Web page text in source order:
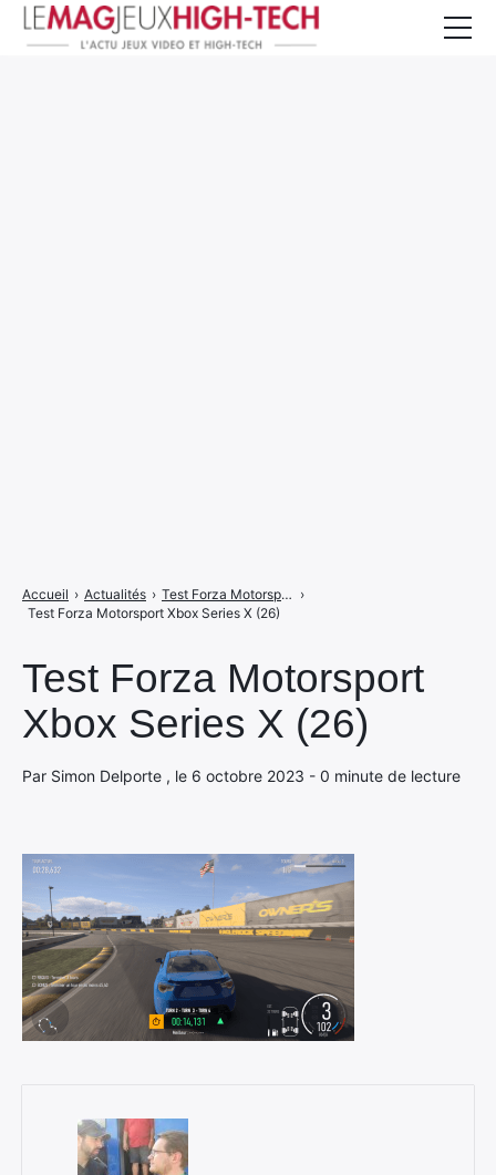
Test Forza Motorsport
Xbox Series X (26)
Par Simon Delporte , le 6 octobre 2023 - 0 minute de lecture
Accueil › Actualités › Test Forza Motorsport sur Xbox Series, la simulation ultime ? ›
Test Forza Motorsport Xbox Series X (26)